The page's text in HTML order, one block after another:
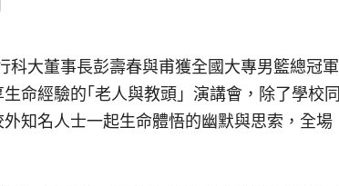
科大董事長彭壽春與甫獲全國大專男籃總冠軍
命經驗的｢老人與教頭」演講會，除了學校同
知名人士一起生命體悟的幽默與思索，全場